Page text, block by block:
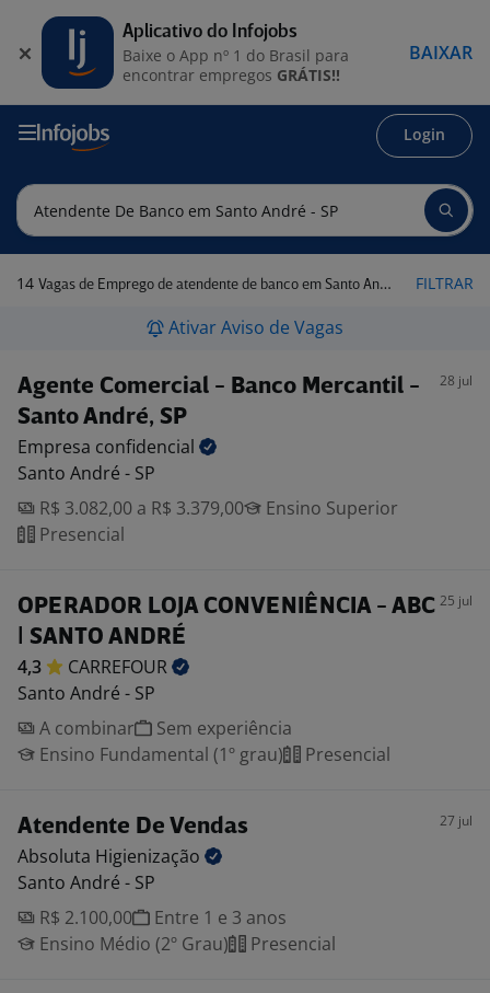
Login
14 Vagas de Emprego de atendente de banco em Santo André - SP FILTRAR
Ativar Aviso de Vagas
Agente Comercial - Banco Mercantil -
Santo André, SP
28 jul
Empresa confidencial
Santo André - SP
R$ 3.082,00 a R$ 3.379,00
Ensino Superior
Presencial
OPERADOR LOJA CONVENIÊNCIA - ABC
| SANTO ANDRÉ
25 jul
4,3
CARREFOUR
Santo André - SP
A combinar
Sem experiência
Ensino Fundamental (1º grau)
Presencial
Atendente De Vendas 27 jul
Absoluta Higienização
Santo André - SP
R$ 2.100,00
Entre 1 e 3 anos
Ensino Médio (2º Grau)
Presencial
Aplicativo do Infojobs
Baixe o App nº 1 do Brasil para
encontrar empregos GRÁTIS!!
BAIXAR